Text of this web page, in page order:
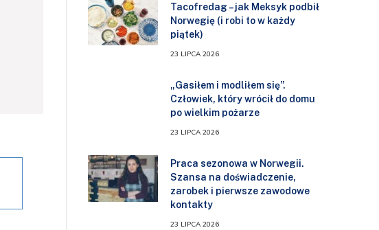
Tacofredag – jak Meksyk podbił
Norwegię (i robi to w każdy
piątek)
23 LIPCA 2026
„Gasiłem i modliłem się”.
Człowiek, który wrócił do domu
po wielkim pożarze
23 LIPCA 2026
Praca sezonowa w Norwegii.
Szansa na doświadczenie,
zarobek i pierwsze zawodowe
kontakty
23 LIPCA 2026